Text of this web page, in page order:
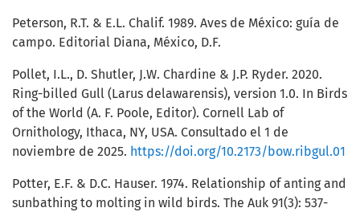
Peterson, R.T. & E.L. Chalif. 1989. Aves de México: guía de
campo. Editorial Diana, México, D.F.
Pollet, I.L., D. Shutler, J.W. Chardine & J.P. Ryder. 2020.
Ring-billed Gull (Larus delawarensis), version 1.0. In Birds
of the World (A. F. Poole, Editor). Cornell Lab of
Ornithology, Ithaca, NY, USA. Consultado el 1 de
noviembre de 2025. https://doi.org/10.2173/bow.ribgul.01
Potter, E.F. & D.C. Hauser. 1974. Relationship of anting and
sunbathing to molting in wild birds. The Auk 91(3): 537-